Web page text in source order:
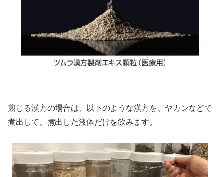
煎じる漢方の場合は、以下のような漢方を、ヤカンなどで
煮出して、煮出した液体だけを飲みます。